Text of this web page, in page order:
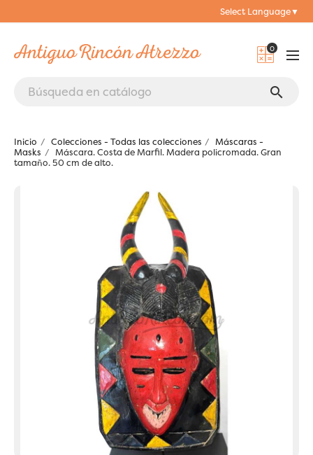
Select Language▼
0
search
Inicio Colecciones - Todas las colecciones
Máscaras -
Masks
Máscara. Costa de Marfil. Madera policromada. Gran
tamaño. 50 cm de alto.